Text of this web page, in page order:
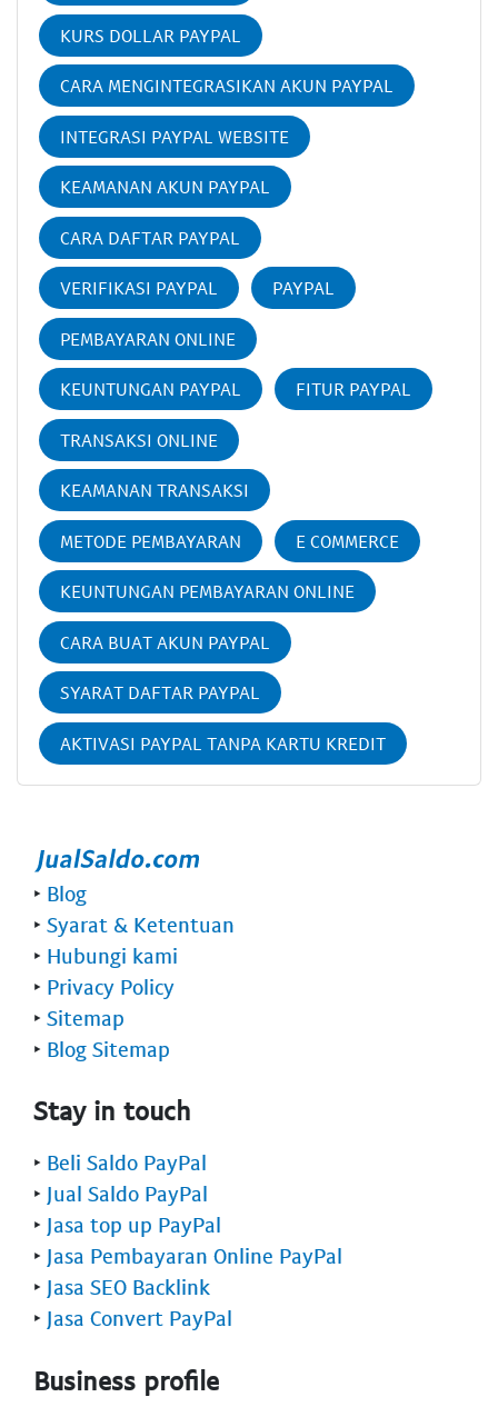
KURS DOLLAR PAYPAL
CARA MENGINTEGRASIKAN AKUN PAYPAL
INTEGRASI PAYPAL WEBSITE
KEAMANAN AKUN PAYPAL
CARA DAFTAR PAYPAL
VERIFIKASI PAYPAL PAYPAL
PEMBAYARAN ONLINE
KEUNTUNGAN PAYPAL FITUR PAYPAL
TRANSAKSI ONLINE
KEAMANAN TRANSAKSI
METODE PEMBAYARAN E COMMERCE
KEUNTUNGAN PEMBAYARAN ONLINE
CARA BUAT AKUN PAYPAL
SYARAT DAFTAR PAYPAL
AKTIVASI PAYPAL TANPA KARTU KREDIT
‣ Blog
‣ Syarat & Ketentuan
‣ Hubungi kami
‣ Privacy Policy
‣ Sitemap
‣ Blog Sitemap
Stay in touch
‣ Beli Saldo PayPal
‣ Jual Saldo PayPal
‣ Jasa top up PayPal
‣ Jasa Pembayaran Online PayPal
‣ Jasa SEO Backlink
‣ Jasa Convert PayPal
Business profile